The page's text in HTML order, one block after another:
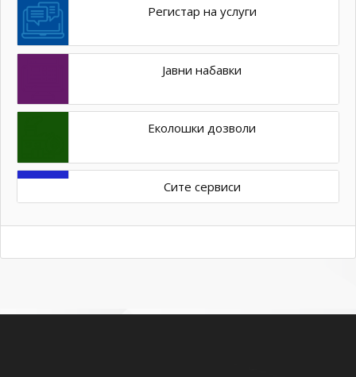
Регистар на услуги
Јавни набавки
Еколошки дозволи
Сите сервиси